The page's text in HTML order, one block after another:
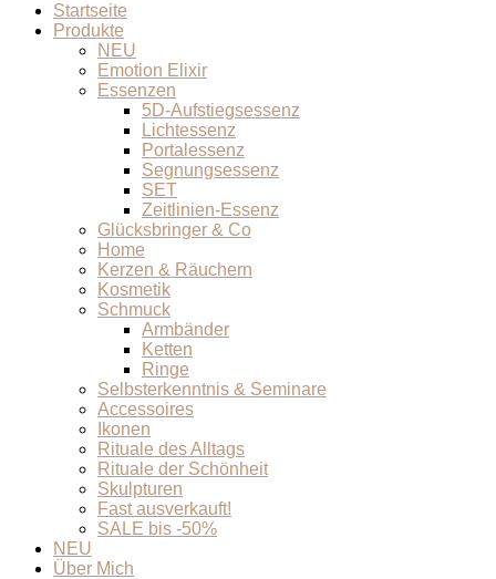
Startseite
Produkte
NEU
Emotion Elixir
Essenzen
5D-Aufstiegsessenz
Lichtessenz
Portalessenz
Segnungsessenz
SET
Zeitlinien-Essenz
Glücksbringer & Co
Home
Kerzen & Räuchern
Kosmetik
Schmuck
Armbänder
Ketten
Ringe
Selbsterkenntnis & Seminare
Accessoires
Ikonen
Rituale des Alltags
Rituale der Schönheit
Skulpturen
Fast ausverkauft!
SALE bis -50%
NEU
Über Mich